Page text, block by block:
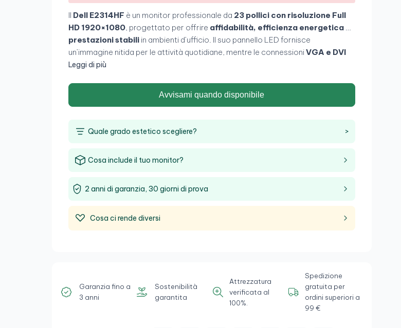
Il Dell E2314HF è un monitor professionale da 23 pollici con risoluzione Full
HD 1920×1080, progettato per offrire affidabilità, efficienza energetica e
prestazioni stabiliin ambienti d’ufficio. Il suo pannello LED fornisce
un’immagine nitida per le attività quotidiane, mentre le connessioniVGA e DVI
garantiscono la compatibilità con dispositivi aziendali. È una soluzione robusta e
Leggi di più
Avvisami quando disponibile
Quale grado estetico scegliere? >
Cosa include il tuo monitor?
2 anni di garanzia, 30 giorni di prova
Cosa ci rende diversi
Garanzia fino a
3 anni
Sostenibilità
garantita
Attrezzatura
verificata al
100%.
Spedizione
gratuita per
ordini superiori a
99 €